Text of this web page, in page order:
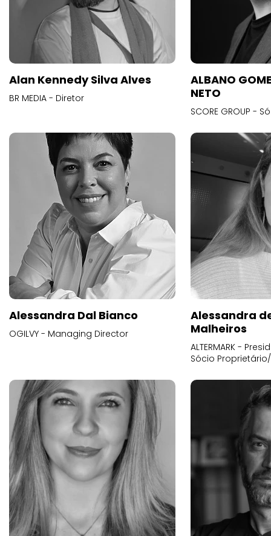
Alan Kennedy Silva Alves
BR MEDIA - Diretor
ALBANO
NETO
SCORE GROUP -
Alessandra Dal Bianco
OGILVY - Managing Director
Alessandra
Malheiros
ALTERMARK -
Sócio